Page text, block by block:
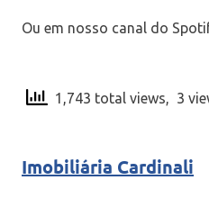
Ou em nosso canal do
1,743 total views, 3
Imobiliária Cardinali